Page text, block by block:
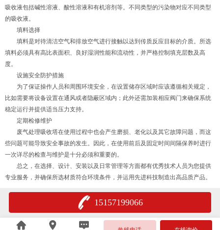
吸收液包括碱性溶液、酸性溶液和有机溶剂等。不同类型的污染物对应不同类型
的吸收液。
填料选择
填料是对待清洁空气和排放空气进行接触以达到传质反应目标的介质。所选
填料必须具有高比表面积、良好湿润性能和流动性，并严格控制填充层数及高
度。
设施安全防护措施
为了保证操作人员和周围环境安全，在设置储存区域时应该遵循相关规定，
比如需要将设备设置在通风或者隐蔽区域内；此外还需加装相应阀门来确保系统
稳定运行并提供适当压力支持。
定期检修维护
废气处理吸收塔在使用过程中也会产生磨损、老化以及其它故障问题，而这
些问题可能导致安全事故的发生。因此，在使用前后及固定时间间隔保养时进行
一次详尽的检查与维护是十分必须和重要的。
总之，在选择、设计、安装以及日常管理等方面都有优秀技术人员为您提供
专业服务，并确保所选材质符合环境条件，并运用先进科技制造出高品质产品。
15157199066